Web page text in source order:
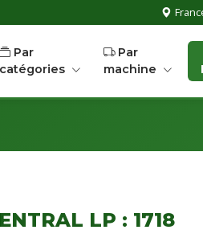
Par
catégories
Par
machine
LP : 1718